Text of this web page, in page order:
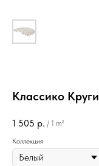
Классико Круги
1 505 р. / 1 m²
Коллекция